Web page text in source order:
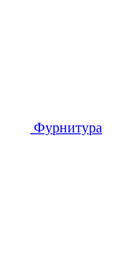
Фурнитура